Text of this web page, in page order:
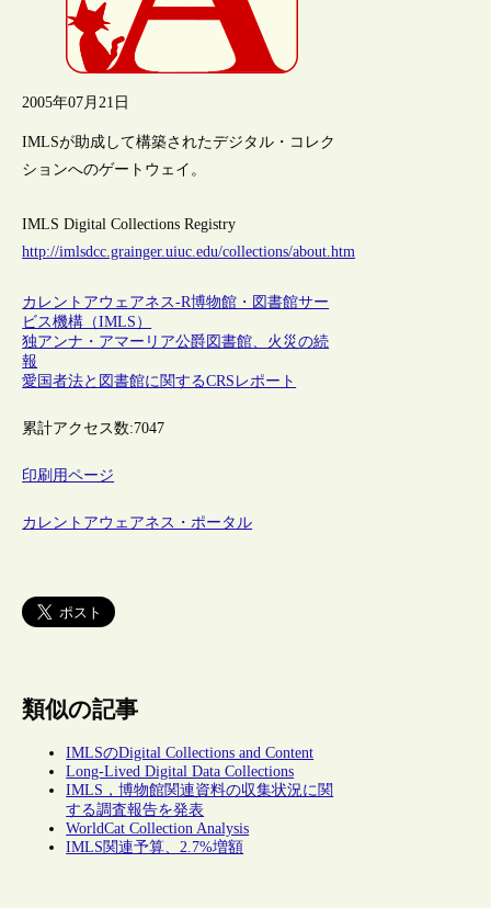
2005年07月21日
IMLSが助成して構築されたデジタル・コレク
ションへのゲートウェイ。
IMLS Digital Collections Registry
http://imlsdcc.grainger.uiuc.edu/collections/about.htm
カレントアウェアネス-R博物館・図書館サー
ビス機構（IMLS）
独アンナ・アマーリア公爵図書館、火災の続
報
愛国者法と図書館に関するCRSレポート
累計アクセス数:7047
印刷用ページ
カレントアウェアネス・ポータル
類似の記事
IMLSのDigital Collections and Content
Long-Lived Digital Data Collections
IMLS，博物館関連資料の収集状況に関
する調査報告を発表
WorldCat Collection Analysis
IMLS関連予算、2.7%増額